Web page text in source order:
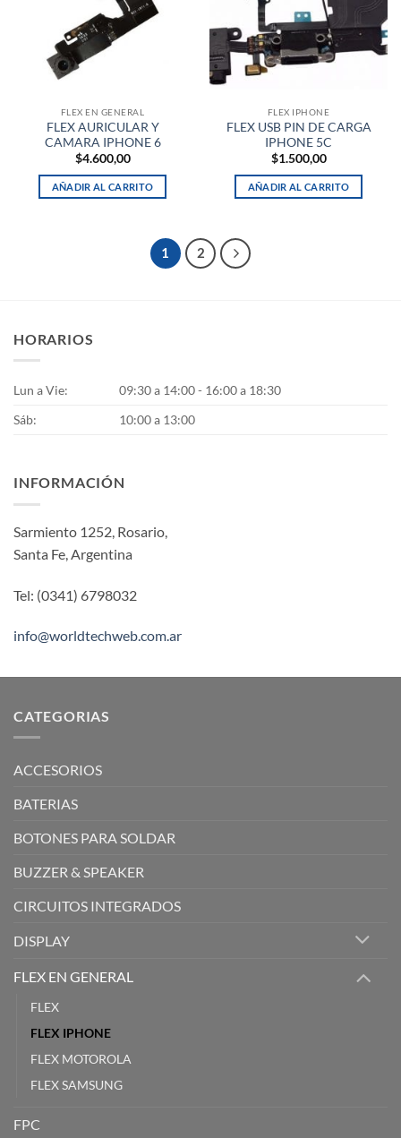
FLEX EN GENERAL
FLEX AURICULAR Y
CAMARA IPHONE 6
$4.600,00
AÑADIR AL CARRITO
FLEX IPHONE
FLEX USB PIN DE CARGA
IPHONE 5C
$1.500,00
AÑADIR AL CARRITO
1 2
HORARIOS
Lun a Vie:
09:30 a 14:00 - 16:00 a 18:30
Sáb:
10:00 a 13:00
INFORMACIÓN
Sarmiento 1252, Rosario,
Santa Fe, Argentina
Tel: (0341) 6798032
info@worldtechweb.com.ar
CATEGORIAS
ACCESORIOS
BATERIAS
BOTONES PARA SOLDAR
BUZZER & SPEAKER
CIRCUITOS INTEGRADOS
DISPLAY
FLEX EN GENERAL
FLEX
FLEX IPHONE
FLEX MOTOROLA
FLEX SAMSUNG
FPC